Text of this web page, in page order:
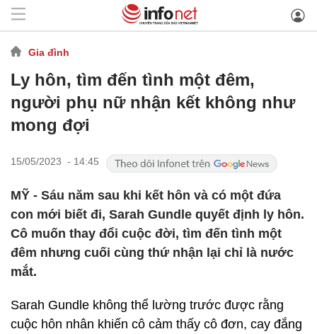
Gia đình
Ly hôn, tìm đến tình một đêm,
người phụ nữ nhận kết không như
mong đợi
15/05/2023 - 14:45
MỸ - Sáu năm sau khi kết hôn và có một đứa
con mới biết đi, Sarah Gundle quyết định ly hôn.
Cô muốn thay đổi cuộc đời, tìm đến tình một
đêm nhưng cuối cùng thứ nhận lại chỉ là nước
mắt.
Sarah Gundle không thể lường trước được rằng
cuộc hôn nhân khiến cô cảm thấy cô đơn, cay đắng